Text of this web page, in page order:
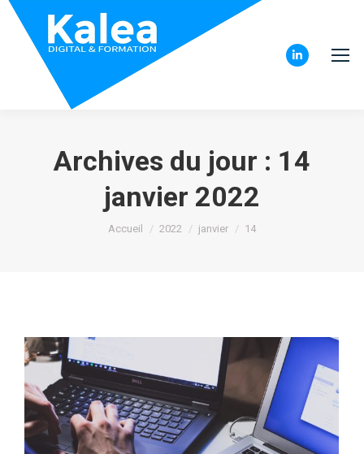
LinkedIn
new
Archives du jour : 14
janvier 2022
Vous êtes ici :
Accueil 2022 janvier 14